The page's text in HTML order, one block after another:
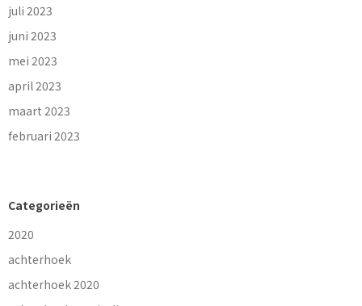
juli 2023
juni 2023
mei 2023
april 2023
maart 2023
februari 2023
Categorieën
2020
achterhoek
achterhoek 2020